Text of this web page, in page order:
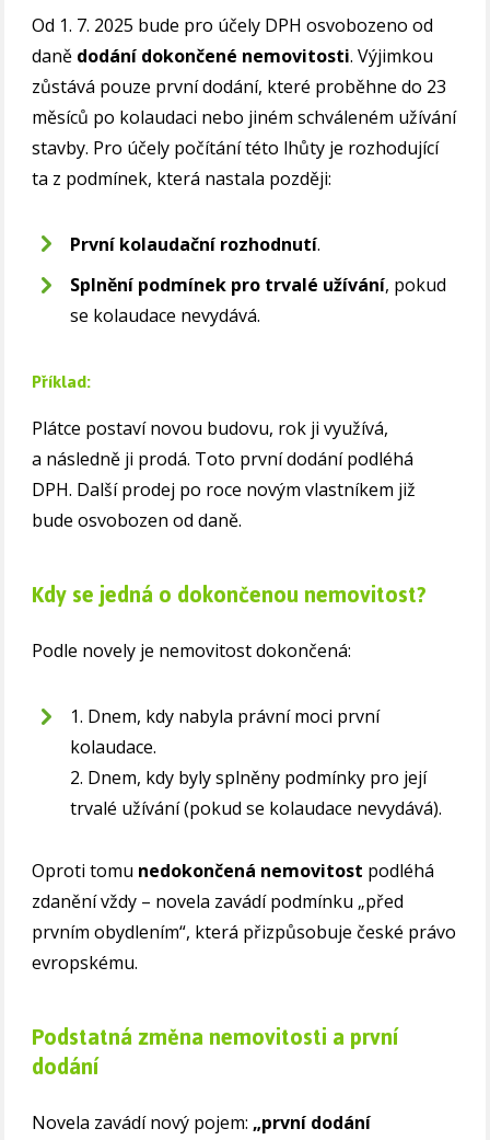
Od 1. 7. 2025 bude pro účely DPH osvobozeno od
daně dodání dokončené nemovitosti. Výjimkou
zůstává pouze první dodání, které proběhne do 23
měsíců po kolaudaci nebo jiném schváleném užívání
stavby. Pro účely počítání této lhůty je rozhodující
ta z podmínek, která nastala později:
První kolaudační rozhodnutí.
Splnění podmínek pro trvalé užívání, pokud
se kolaudace nevydává.
Příklad:
Plátce postaví novou budovu, rok ji využívá,
a následně ji prodá. Toto první dodání podléhá
DPH. Další prodej po roce novým vlastníkem již
bude osvobozen od daně.
Kdy se jedná o dokončenou nemovitost?
Podle novely je nemovitost dokončená:
1. Dnem, kdy nabyla právní moci první
kolaudace.
2. Dnem, kdy byly splněny podmínky pro její
trvalé užívání (pokud se kolaudace nevydává).
Oproti tomu nedokončená nemovitost podléhá
zdanění vždy – novela zavádí podmínku „před
prvním obydlením“, která přizpůsobuje české právo
evropskému.
Podstatná změna nemovitosti a první
dodání
Novela zavádí nový pojem: „první dodání